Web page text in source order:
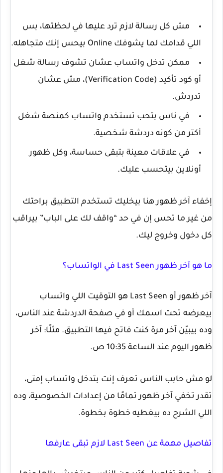
مش كل رسالة لازم ترد عليها في لحظتها، بس
اللي قدامك لما يشوفك Online بيحس إنك متجاهله.
ممكن تدخل واتساب عشان تشوف رسالة شغل
أو كود تأكيد (Verification Code)، مش عشان
تدردش.
في ناس بتحب تستخدم واتساب كمنصة شغل
أكتر من كونه دردشة شخصية.
في علاقات معينة بتبقى حساسة، وكل ظهور
أونلاين بيتحسب عليك.
إخفاء آخر ظهور هنا بيخليك تستخدم التطبيق براحتك
من غير ما تحس إن في حد “واقف لك على الباب” بيراقب
كل دخول وخروج ليك.
ما هو آخر ظهور Last Seen في الواتساب؟
آخر ظهور أو Last Seen هو التوقيت اللي واتساب
بيعرضه تحت اسمك أو في صفحة الدردشة عند الناس،
وده بيبيّن آخر مرة كنت فاتح فيها التطبيق. مثلًا: آخر
ظهور اليوم عند الساعة 10:35 ص.
لو مش حابب الناس تعرف إنت بتدخل واتساب إمتى،
تقدر تخفي آخر ظهور تمامًا من إعدادات الخصوصية، وده
اللي الشرح ده بيغطيه خطوة بخطوة.
تفاصيل مهمة عن Last Seen لازم تبقى عارفها